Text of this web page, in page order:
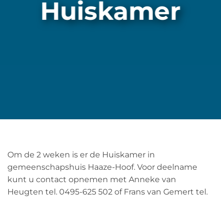
Huiskamer
Om de 2 weken is er de Huiskamer in
gemeenschapshuis Haaze-Hoof. Voor deelname
kunt u contact opnemen met Anneke van
Heugten tel. 0495-625 502 of Frans van Gemert tel.